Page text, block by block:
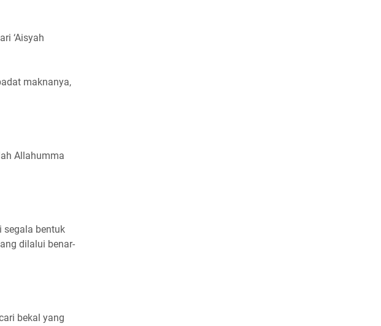
‘Aisyah
maknanya,
Allahumma
segala bentuk
dilalui benar-
bekal yang